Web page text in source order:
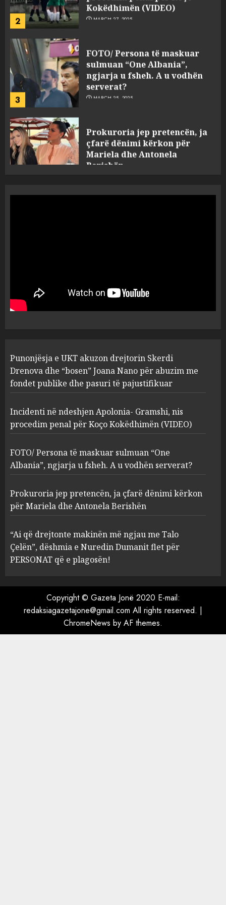
3
ngjarja u fsheh. A u vodhën
serverat?
MARCH 25, 2025
4
Mariela dhe Antonela
Berishën
MARCH 25, 2025
1
“bosen” Joana Nano për
abuzim me fondet publike dhe
pasuri të pajustifikuar
2
Apolonia- Gramshi, nis
procedim penal për Koço
Kokëdhimën (VIDEO)
MARCH 27, 2025
3
FOTO/ Persona të maskuar
sulmuan “One Albania”,
ngjarja u fsheh. A u vodhën
serverat?
MARCH 25, 2025
4
Prokuroria jep pretencën, ja
çfarë dënimi kërkon për
Berishën
MARCH 25, 2025
ngjau me Talo Çelën”,
dëshmia e Nuredin Dumanit
flet për PERSONAT që e
plagosën!
Punonjësja e UKT akuzon drejtorin Skerdi
Drenova dhe “bosen” Joana Nano për abuzim me
fondet publike dhe pasuri të pajustifikuar
Incidenti në ndeshjen Apolonia- Gramshi, nis
procedim penal për Koço Kokëdhimën (VIDEO)
FOTO/ Persona të maskuar sulmuan “One
Albania”, ngjarja u fsheh. A u vodhën serverat?
Prokuroria jep pretencën, ja çfarë dënimi kërkon
për Mariela dhe Antonela Berishën
“Ai që drejtonte makinën më ngjau me Talo
Çelën”, dëshmia e Nuredin Dumanit flet për
PERSONAT që e plagosën!
Copyright © Gazeta Jonë 2020 E-mail:
redaksiagazetajone@gmail.com All rights reserved. |
ChromeNews by AF themes.